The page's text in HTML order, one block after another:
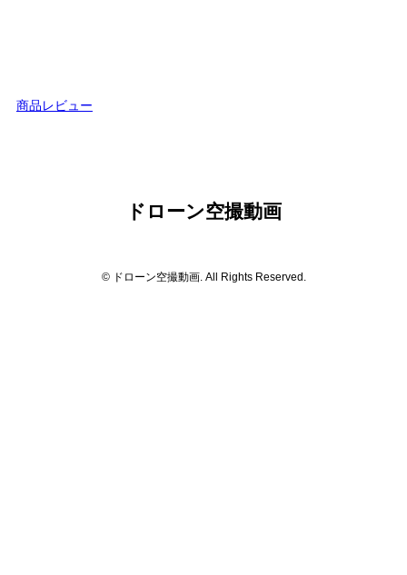
商品レビュー
ドローン空撮動画
© ドローン空撮動画. All Rights Reserved.